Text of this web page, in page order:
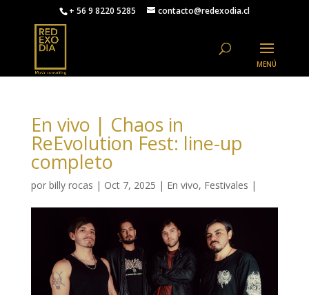
+ 56 9 8220 5285 contacto@redexodia.cl
En vivo | Chaos in
ReEvolution Fest: line-up
completo
por billy rocas | Oct 7, 2025 | En vivo, Festivales |